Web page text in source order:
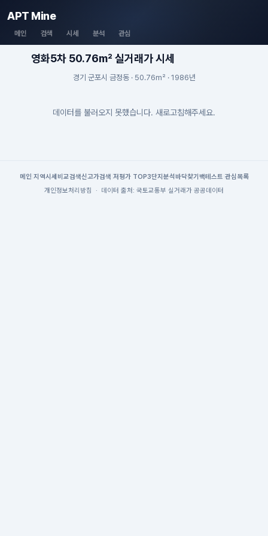
APT Mine
메인 검색 시세 분석 관심
영화5차 50.76m² 실거래가 시세
경기 군포시 금정동 · 50.76m² · 1986년
데이터를 불러오지 못했습니다. 새로고침해주세요.
메인| 지역시세 비교검색신고가검색 저평가 TOP3단지분석 바닥찾기 백테스트 관심목록
개인정보처리방침
· 데이터 출처: 국토교통부 실거래가 공공데이터